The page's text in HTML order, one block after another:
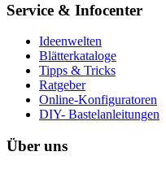
Service & Infocenter
Ideenwelten
Blätterkataloge
Tipps & Tricks
Ratgeber
Online-Konfiguratoren
DIY- Bastelanleitungen
Über uns